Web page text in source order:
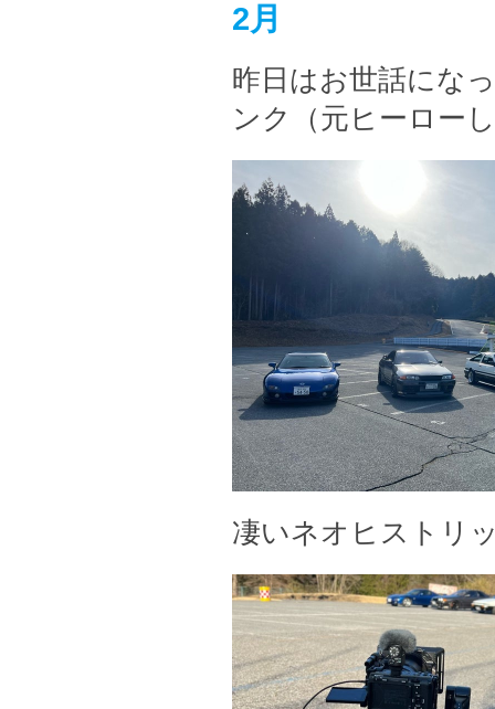
2月
昨日はお世話にな
ンク（元ヒーロー
凄いネオヒストリ